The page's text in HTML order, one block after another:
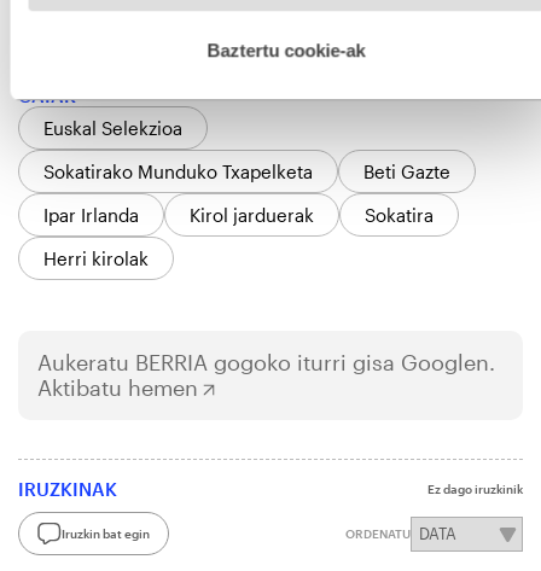
esplizitua ematen diguzu.Gehiago irakurri
Baztertu cookie-ak
GAIAK
Euskal Selekzioa
Sokatirako Munduko Txapelketa
Beti Gazte
Ipar Irlanda
Kirol jarduerak
Sokatira
Herri kirolak
Aukeratu BERRIA gogoko iturri gisa Googlen.
Aktibatu hemen
IRUZKINAK Ez dago iruzkinik
Iruzkin bat egin ORDENATU